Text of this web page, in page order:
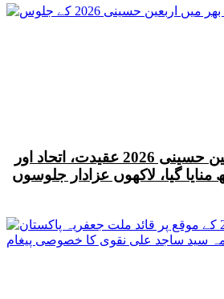
پاکستان بھر میں اربعین حسینی 2026 عقیدت، اتحاد اور
گیا، لاکھوں عزادار جلوسوں